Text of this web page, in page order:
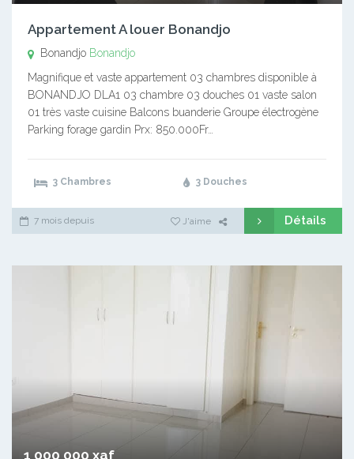
Appartement A louer Bonandjo
Bonandjo Bonandjo
Magnifique et vaste appartement 03 chambres disponible à
BONANDJO DLA1 03 chambre 03 douches 01 vaste salon
01 très vaste cuisine Balcons buanderie Groupe électrogène
Parking forage gardin Prx: 850.000Fr…
3 Chambres 3 Douches
7 mois depuis J'aime Détails
1 000 000 xaf